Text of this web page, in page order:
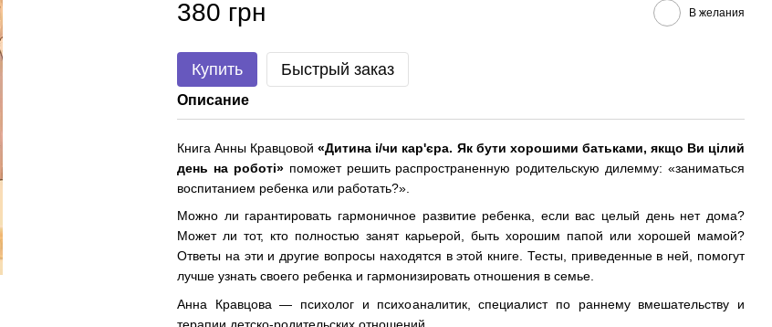
380 грн В желания
Купить Быстрый заказ
Описание
Книга Анны Кравцовой «Дитина і/чи кар'єра. Як бути хорошими батьками, якщо Ви цілий
день на роботі»поможет решить распространенную родительскую дилемму: «заниматься
воспитанием ребенка или работать?».
Можно ли гарантировать гармоничное развитие ребенка, если вас целый день нет дома?
Может ли тот, кто полностью занят карьерой, быть хорошим папой или хорошей мамой?
Ответы на эти и другие вопросы находятся в этой книге. Тесты, приведенные в ней, помогут
лучше узнать своего ребенка и гармонизировать отношения в семье.
Анна Кравцова — психолог и психоаналитик, специалист по раннему вмешательству и
терапии детско-родительских отношений.